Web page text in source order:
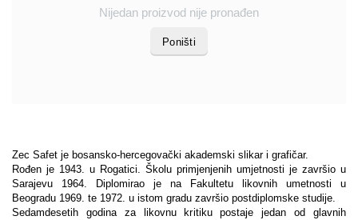
Zec Safet je bosansko-hercegovački akademski slikar i grafičar.
Rođen je 1943. u Rogatici. Školu primjenjenih umjetnosti je završio u
Sarajevu 1964. Diplomirao je na Fakultetu likovnih umetnosti u
Beogradu 1969. te 1972. u istom gradu završio postdiplomske studije.
Sedamdesetih godina za likovnu kritiku postaje jedan od glavnih
Nijedan proizvod nije pronađen
Poništi